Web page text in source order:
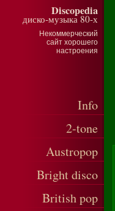
Discopedia
диско-музыка 80-х
Некоммерческий
сайт хорошего
настроения
Info
2-tone
Austropop
Bright disco
British pop